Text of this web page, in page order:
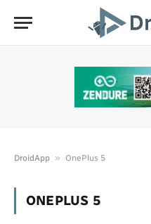
DroidApp » OnePlus 5
ONEPLUS 5